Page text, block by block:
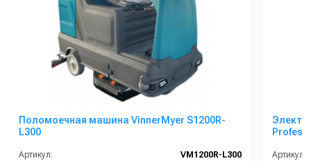
Поломоечная машина VinnerMyer S1200R-
L300
Артикул:
VM1200R-L300
Артикул: